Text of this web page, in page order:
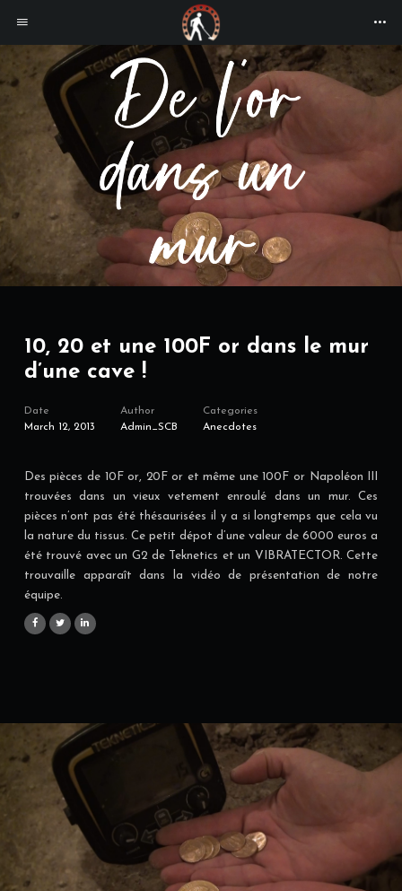
10, 20 et une 100F or dans le mur
d’une cave !
Date
March 12, 2013
Author
Admin_SCB
Categories
Anecdotes
Des pièces de 10F or, 20F or et même une 100F or Napoléon III
trouvées dans un vieux vetement enroulé dans un mur. Ces
pièces n’ont pas été thésaurisées il y a si longtemps que cela vu
la nature du tissus. Ce petit dépot d’une valeur de 6000 euros a
été trouvé avec un G2 de Teknetics et un VIBRATECTOR. Cette
trouvaille apparaît dans la vidéo de présentation de notre
équipe.